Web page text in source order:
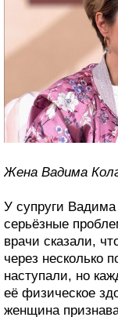
Жена Вадима
У супруги
серьёзные
врачи сказали,
через несколько
наступали, но
её физическое
женщина